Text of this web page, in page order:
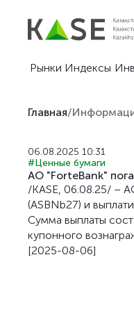
Рынки Индексы
Главная/
06.08.2025 10:31
#Ценные бумаги
АО "ForteBank"
/KASE, 06.08.25/ –
(ASBNb27) и
Сумма выплаты
купонного
[2025-08-06]